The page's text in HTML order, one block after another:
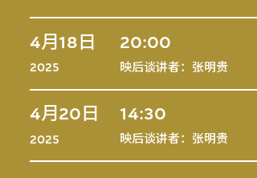
4月18日
2025
20:00
映后谈讲者：张明贵
4月20日
2025
14:30
映后谈讲者：张明贵